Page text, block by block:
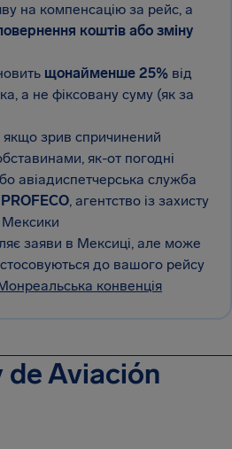
на компенсацію за рейс, а
коштів або зміну
щонайменше 25% від
а не фіксовану суму (як за
якщо зрив спричинений
як-от погодні
авіадиспетчерська служба
PROFECO, агентство із захисту
Мексики
заяви в Мексиці, але може
до вашого рейсу
конвенція
Aviación